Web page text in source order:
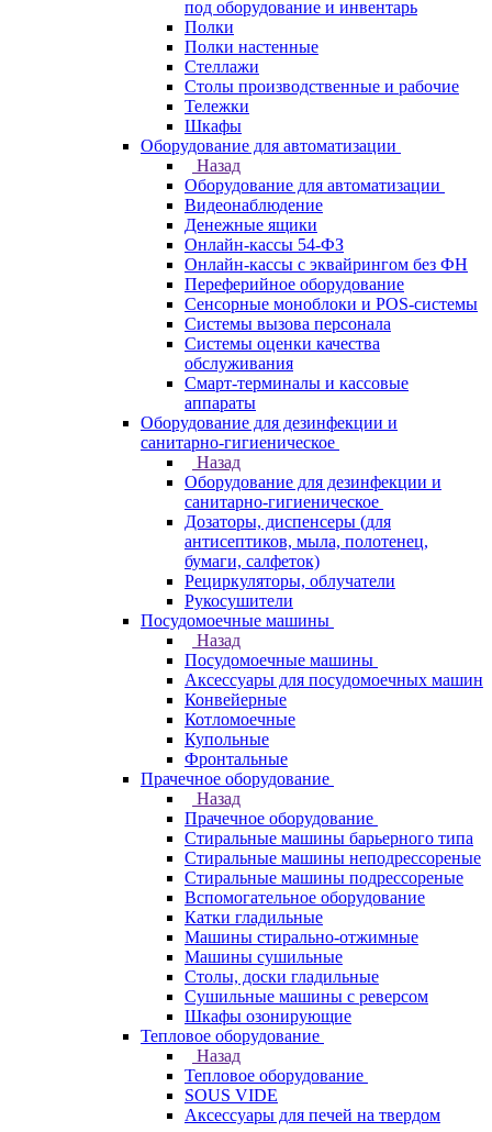
под оборудование и инвентарь
Полки
Полки настенные
Стеллажи
Столы производственные и рабочие
Тележки
Шкафы
Оборудование для автоматизации
Назад
Оборудование для автоматизации
Видеонаблюдение
Денежные ящики
Онлайн-кассы 54-ФЗ
Онлайн-кассы с эквайрингом без ФН
Переферийное оборудование
Сенсорные моноблоки и POS-системы
Системы вызова персонала
Системы оценки качества
обслуживания
Смарт-терминалы и кассовые
аппараты
Оборудование для дезинфекции и
санитарно-гигиеническое
Назад
Оборудование для дезинфекции и
санитарно-гигиеническое
Дозаторы, диспенсеры (для
антисептиков, мыла, полотенец,
бумаги, салфеток)
Рециркуляторы, облучатели
Рукосушители
Посудомоечные машины
Назад
Посудомоечные машины
Аксессуары для посудомоечных машин
Конвейерные
Котломоечные
Купольные
Фронтальные
Прачечное оборудование
Назад
Прачечное оборудование
Cтиральные машины барьерного типа
Cтиральные машины неподрессореные
Cтиральные машины подрессореные
Вспомогательное оборудование
Катки гладильные
Машины стирально-отжимные
Машины сушильные
Столы, доски гладильные
Сушильные машины с реверсом
Шкафы озонирующие
Тепловое оборудование
Назад
Тепловое оборудование
SOUS VIDE
Аксессуары для печей на твердом